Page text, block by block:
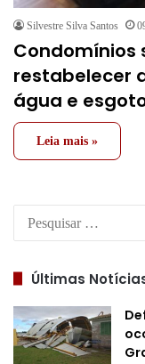
Silvestre Silva Santos
Condomínios
restabelecer
água e
Leia mais »
Últimas